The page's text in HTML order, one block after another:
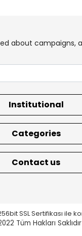
about campaigns,
Institutional
Categories
Contact us
SSL Sertifikası ile
Tüm Hakları Saklıdır